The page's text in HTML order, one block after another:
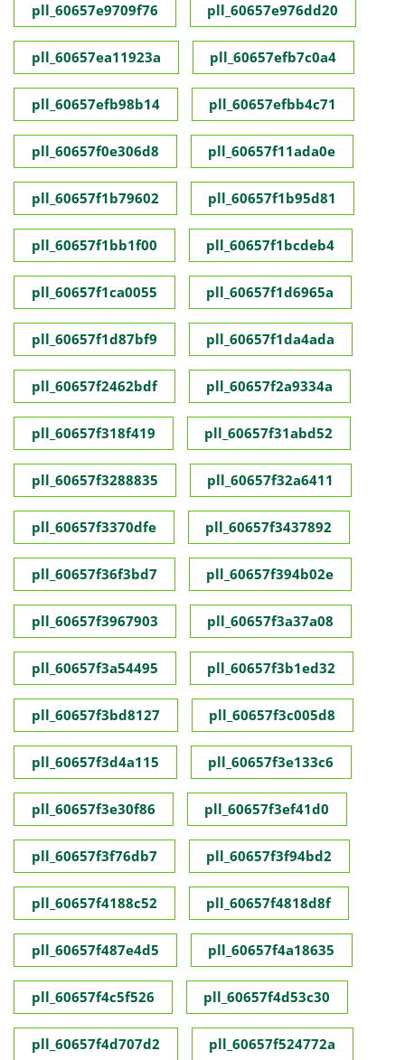
pll_60657e9709f76 pll_60657e976dd20
pll_60657ea11923a pll_60657efb7c0a4
pll_60657efb98b14 pll_60657efbb4c71
pll_60657f0e306d8 pll_60657f11ada0e
pll_60657f1b79602 pll_60657f1b95d81
pll_60657f1bb1f00 pll_60657f1bcdeb4
pll_60657f1ca0055 pll_60657f1d6965a
pll_60657f1d87bf9 pll_60657f1da4ada
pll_60657f2462bdf pll_60657f2a9334a
pll_60657f318f419 pll_60657f31abd52
pll_60657f3288835 pll_60657f32a6411
pll_60657f3370dfe pll_60657f3437892
pll_60657f36f3bd7 pll_60657f394b02e
pll_60657f3967903 pll_60657f3a37a08
pll_60657f3a54495 pll_60657f3b1ed32
pll_60657f3bd8127 pll_60657f3c005d8
pll_60657f3d4a115 pll_60657f3e133c6
pll_60657f3e30f86 pll_60657f3ef41d0
pll_60657f3f76db7 pll_60657f3f94bd2
pll_60657f4188c52 pll_60657f4818d8f
pll_60657f487e4d5 pll_60657f4a18635
pll_60657f4c5f526 pll_60657f4d53c30
pll_60657f4d707d2 pll_60657f524772a